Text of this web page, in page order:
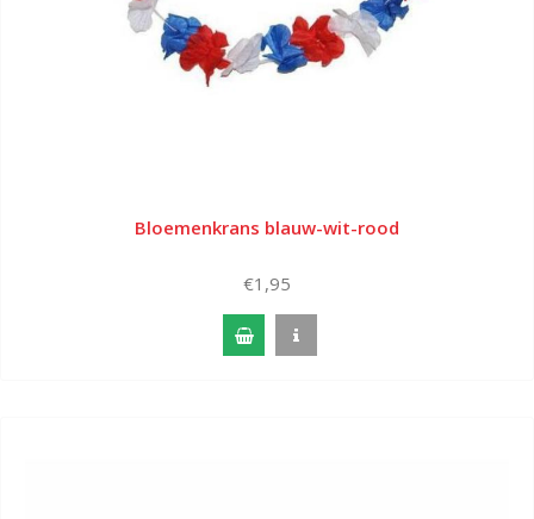
Bloemenkrans blauw-wit-rood
€1,95